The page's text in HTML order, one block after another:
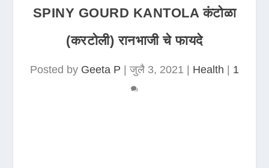
SPINY GOURD KANTOLA कंटोळा
(करटोली) रानभाजी चे फायदे
Posted by Geeta P |जुलै 3, 2021 Health 1